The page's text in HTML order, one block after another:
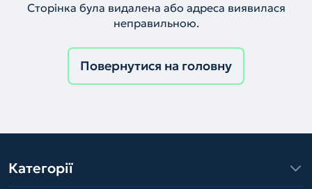
Сторінка була видалена або адреса виявилася
неправильною.
Повернутися на головну
Категорії